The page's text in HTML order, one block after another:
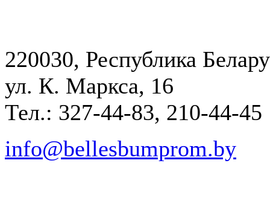
220030, Республика
ул. К. Маркса, 16
Тел.: 327-44-83, 210-44-45
info@bellesbumprom.by